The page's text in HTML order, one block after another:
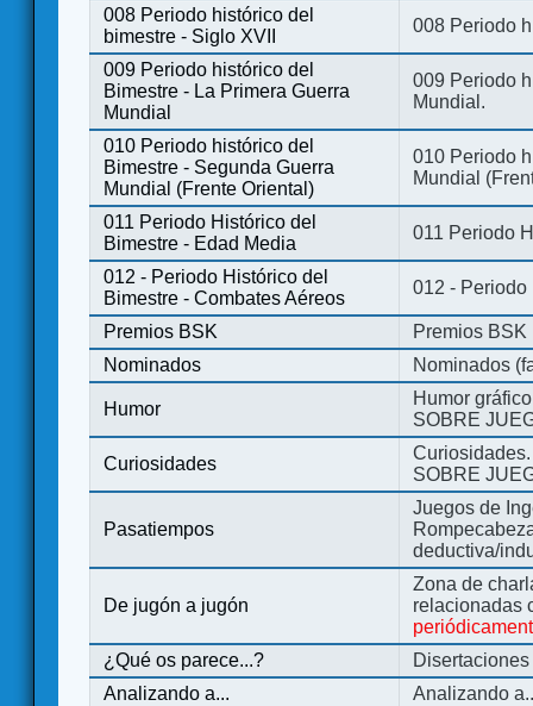
008 Periodo histórico del
bimestre - Siglo XVII
008 Periodo
009 Periodo histórico del
Bimestre - La Primera Guerra
Mundial
009 Periodo
Mundial.
010 Periodo histórico del
Bimestre - Segunda Guerra
Mundial (Frente Oriental)
010 Periodo
Mundial
011 Periodo Histórico del
Bimestre - Edad Media
011 Periodo
012 - Periodo Histórico del
Bimestre - Combates Aéreos
012 - Periodo
Premios BSK
Premios BSK
Nominados
Nominados
Humor
Humor
SOBRE
Curiosidades
SOBRE
Pasatiempos
Juegos de
deductiva/
De jugón a jugón
Zona de
relacionadas
¿Qué os parece...?
Analizando a...
Analizando